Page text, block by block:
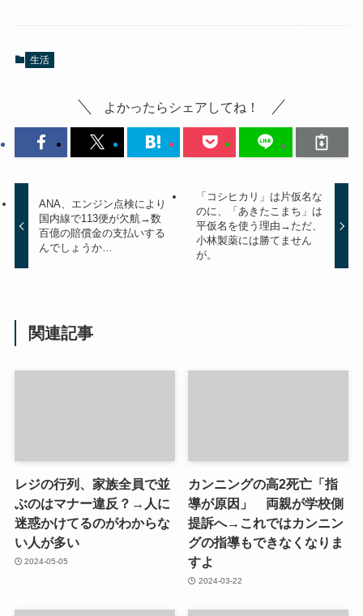
生活
よかったらシェアしてね！
ANA、エンジン点検により
国内線で113便が欠航→数
百億の賠償金の支払いする
んでしょうか…
「コシヒカリ」は片仮名な
のに、「あきたこまち」は
平仮名を使う理由→ただ、
小林製薬には勝てません
が。
関連記事
レジの行列、家族全員で並
ぶのはマナー違反？→人に
迷惑かけてるのがわからな
い人が多い
2024-05-05
カンニングの高2死亡「指
導が原因」 両親が学校側
提訴へ→これではカンニン
グの指導もできなくなりま
すよ
2024-03-22